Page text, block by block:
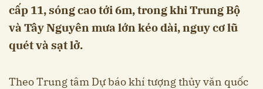
cấp 11, sóng cao tới 6m, trong khi Trung Bộ
và Tây Nguyên mưa lớn kéo dài, nguy cơ lũ
quét và sạt lở.
Theo Trung tâm Dự báo khí tượng thủy văn quốc